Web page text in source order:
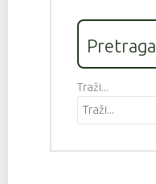
Pretraga
Traži...